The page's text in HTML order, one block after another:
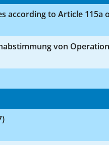
according to Article 115a
von